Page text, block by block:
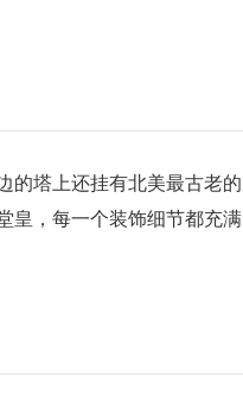
的塔上还挂有北美最古老的
皇，每一个装饰细节都充满